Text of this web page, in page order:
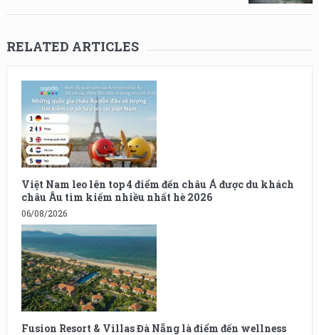
RELATED ARTICLES
Việt Nam leo lên top 4 điểm đến châu Á được du khách
châu Âu tìm kiếm nhiều nhất hè 2026
06/08/2026
Fusion Resort & Villas Đà Nẵng là điểm đến wellness